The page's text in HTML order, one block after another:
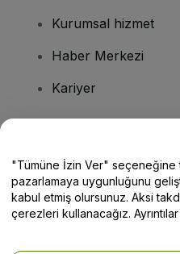
Kurumsal hizmet
Haber Merkezi
Kariyer
Yardım Merkezi /
"Tümüne İzin Ver" seçeneğine
pazarlamaya uygunluğunu
kabul etmiş olursunuz. Aksi
çerezleri kullanacağız.